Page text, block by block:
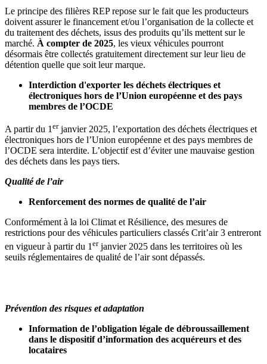
Le principe des filières REP repose sur le fait que les producteurs
doivent assurer le financement et/ou l’organisation de la collecte et
du traitement des déchets, issus des produits qu’ils mettent sur le
marché. À compter de 2025, les vieux véhicules pourront
désormais être collectés gratuitement directement sur leur lieu de
détention quelle que soit leur marque.
Interdiction d'exporter les déchets électriques et
électroniques hors de l’Union européenne et des pays
membres de l’OCDE
A partir du 1 erjanvier 2025, l’exportation des déchets électriques et
électroniques hors de l’Union européenne et des pays membres de
l’OCDE sera interdite. L’objectif est d’éviter une mauvaise gestion
des déchets dans les pays tiers.
Qualité de l’air
Renforcement des normes de qualité de l’air
Conformément à la loi Climat et Résilience, des mesures de
restrictions pour des véhicules particuliers classés Crit’air 3 entreront
en vigueur à partir du 1 erjanvier 2025 dans les territoires où les
seuils réglementaires de qualité de l’air sont dépassés.
Prévention des risques et adaptation
Information de l’obligation légale de débroussaillement
dans le dispositif d’information des acquéreurs et des
locataires